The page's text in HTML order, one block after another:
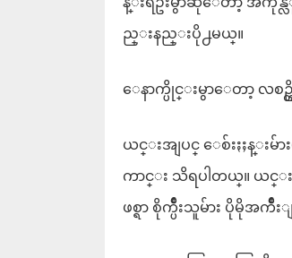
ည္းနည္းပို႕မယ္။
ေနာက္ပိုင္းမွာေတာ့ လစဥ္တို
ယင္းအျပင္ ေစ်းႏႈန္းမ်
ကာင္း သိရပါတယ္။ ယင္း
ဖစ္ရာ စိုက္ပ်ဳိးသူမ်ား ပိုမို